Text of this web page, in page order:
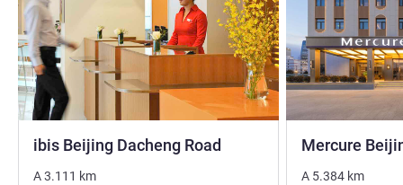
ibis Beijing Dacheng Road
A3.111 km
Mercure
A 5.384 km